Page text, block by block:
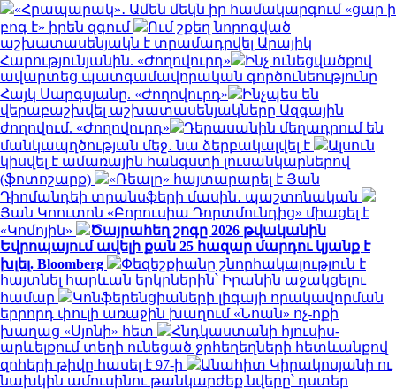
«Հրապարակ»․ Ամեն մեկն իր համակարգում «ցար ի
բոգ է» իրեն զգում
Ում շքեղ նորոգված
աշխատասենյակն է տրամադրվել Արայիկ
Հարությունյանին. «Ժողովուրդ»
Ինչ ունեցվածքով
ավարտեց պատգամավորական գործունեությունը
Հայկ Սարգսյանը. «Ժողովուրդ»
Ինչպես են
վերաբաշխվել աշխատասենյակները Ազգային
ժողովում. «Ժողովուրդ»
Դերասանին մեղադրում են
մանկապղծության մեջ․ նա ձերբակալվել է
Ալսուն
կիսվել է ամառային հանգստի լուսանկարներով
(ֆոտոշարք)
«Ռեալը» հայտարարել է Յան
Դիոմանդեի տրանսֆերի մասին․ պաշտոնական
Յան Կոուտոն «Բորուսիա Դորտմունդից» միացել է
«Կոմոյին»
Ծայրահեղ շոգը 2026 թվականին
Եվրոպայում ավելի քան 25 հազար մարդու կյանք է
խլել. Bloomberg
Փեզեշքիանը շնորհակալություն է
հայտնել հարևան երկրներին՝ Իրանին աջակցելու
համար
Կոնֆերենցիաների լիգայի որակավորման
երրորդ փուլի առաջին խաղում «Նոան» ոչ-ոքի
խաղաց «Սյոնի» հետ
Հնդկաստանի հյուսիս-
արևելքում տեղի ունեցած ջրհեղեղների հետևանքով
զոհերի թիվը հասել է 97-ի
Անահիտ Կիրակոսյանի ու
նախկին ամուսինու թանկարժեք նվերը՝ դստեր